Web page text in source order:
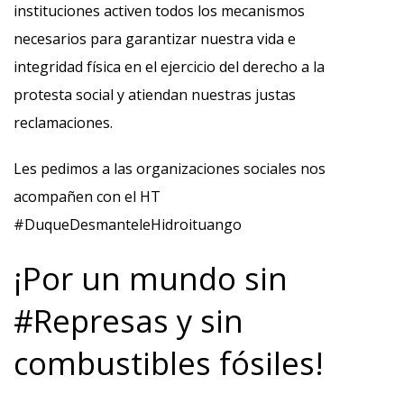
instituciones activen todos los mecanismos
necesarios para garantizar nuestra vida e
integridad física en el ejercicio del derecho a la
protesta social y atiendan nuestras justas
reclamaciones.
Les pedimos a las organizaciones sociales nos
acompañen con el HT
#DuqueDesmanteleHidroituango
¡Por un mundo sin
#Represas y sin
combustibles fósiles!